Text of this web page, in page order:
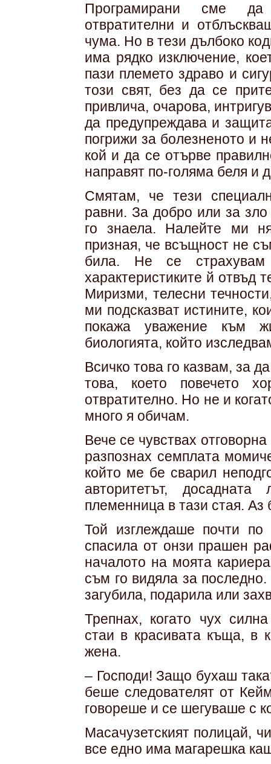
Програмирани сме да
отвратителни и
чума. Но в тези дълбоко
има рядко изключение,
пази племето здраво и
този свят, без да се
привлича, очарова,
да предупреждава и
погрижи за болезненото и
кой и да се отърве
направят по-голяма беля и
Смятам, че тези
равни. За добро или за
го знаела. Налейте ми
призная, че всъщност не
била. Не се страхувам
характеристиките й отвъд
Миризми, телесни
ми подсказват истините,
покажа уважение към
биологията, който
Всичко това го казвам, за
това, което повечето
отвратително. Но не и
много я обичам.
Вече се чувствах
разпознах семплата
който ме бе сварил
авторитетът,
племенница в тази стая.
Той изглеждаше почти по
спасила от онзи прашен
началото на моята
съм го видяла за
загубила, подарила или
Трепнах, когато чух
стаи в красивата къща, в
жена.
– Господи! Защо бухаш
беше следователят от
говореше и се шегуваше с
Масачузетският полицай,
все едно има магарешка